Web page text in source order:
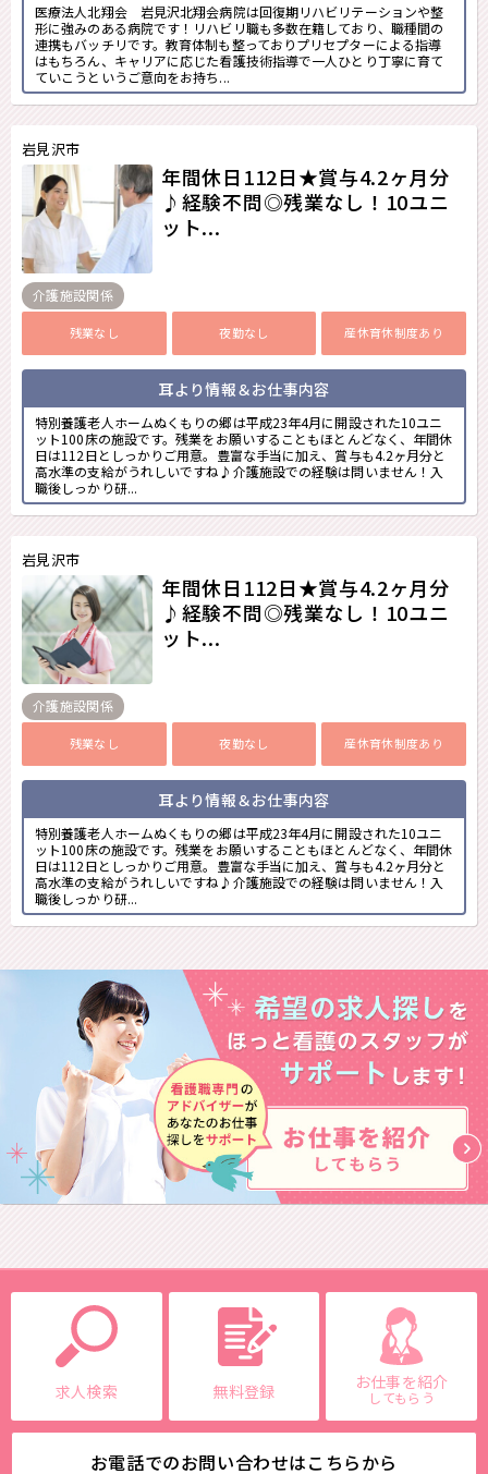
医療法人北翔会 岩見沢北翔会病院は回復期リハビリテーションや整
形に強みのある病院です！リハビリ職も多数在籍しており、職種間の
連携もバッチリです。教育体制も整っておりプリセプターによる指導
はもちろん、キャリアに応じた看護技術指導で一人ひとり丁寧に育て
ていこうというご意向をお持ち...
岩見沢市
年間休日112日★賞与4.2ヶ月分
♪経験不問◎残業なし！10ユニ
ット...
介護施設関係
残業なし 夜勤なし 産休育休制度あり
耳より情報＆お仕事内容
特別養護老人ホームぬくもりの郷は平成23年4月に開設された10ユニ
ット100床の施設です。残業をお願いすることもほとんどなく、年間休
日は112日としっかりご用意。豊富な手当に加え、賞与も4.2ヶ月分と
高水準の支給がうれしいですね♪介護施設での経験は問いません！入
職後しっかり研...
岩見沢市
年間休日112日★賞与4.2ヶ月分
♪経験不問◎残業なし！10ユニ
ット...
介護施設関係
残業なし 夜勤なし 産休育休制度あり
耳より情報＆お仕事内容
特別養護老人ホームぬくもりの郷は平成23年4月に開設された10ユニ
ット100床の施設です。残業をお願いすることもほとんどなく、年間休
日は112日としっかりご用意。豊富な手当に加え、賞与も4.2ヶ月分と
高水準の支給がうれしいですね♪介護施設での経験は問いません！入
職後しっかり研...
求人検索 無料登録 お仕事を紹介
してもらう
お電話でのお問い合わせはこちらから